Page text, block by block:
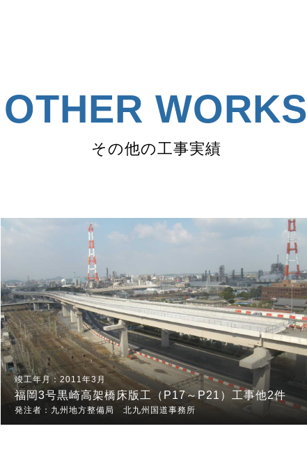
OTHER WORKS
その他の工事実績
2011年3月
福岡3号黒崎高架橋床版工（P17～P21）工事他2件
九州地方整備局 北九州国道事務所